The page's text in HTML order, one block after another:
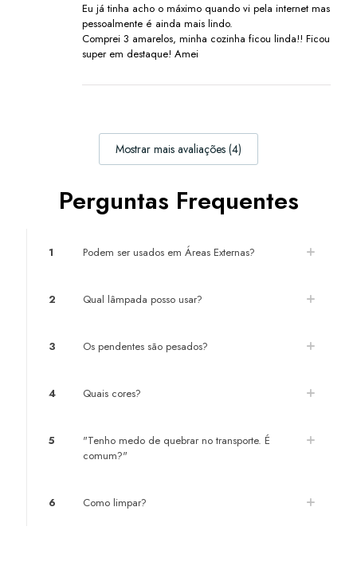
Eu já tinha acho o máximo quando vi pela internet mas
pessoalmente é ainda mais lindo.
Comprei 3 amarelos, minha cozinha ficou linda!! Ficou
super em destaque! Amei
Mostrar mais avaliações (4)
Perguntas Frequentes
1 Podem ser usados em Áreas Externas?
2 Qual lâmpada posso usar?
3 Os pendentes são pesados?
4 Quais cores?
5
"Tenho medo de quebrar no transporte. É
comum?"
6 Como limpar?